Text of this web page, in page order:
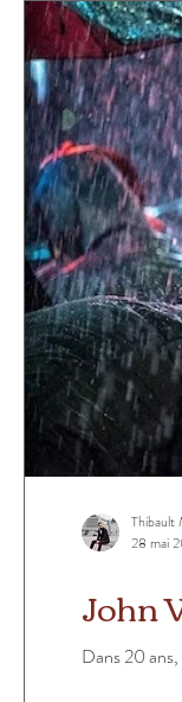
John
Dans 20
Thibault
28 mai